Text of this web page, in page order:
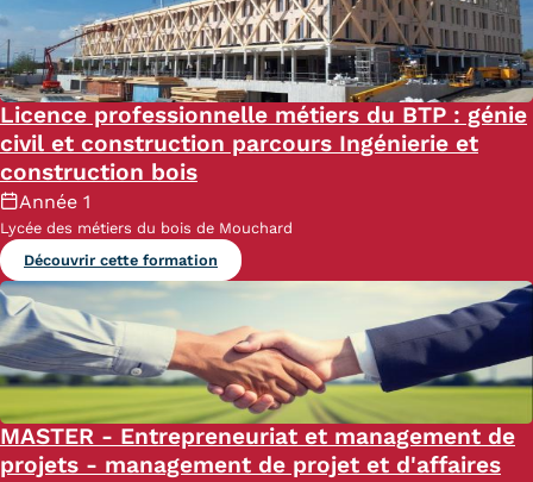
Licence professionnelle métiers du BTP : génie
civil et construction parcours Ingénierie et
construction bois
Année 1
Lycée des métiers du bois de Mouchard
Découvrir cette formation
MASTER - Entrepreneuriat et management de
projets - management de projet et d'affaires